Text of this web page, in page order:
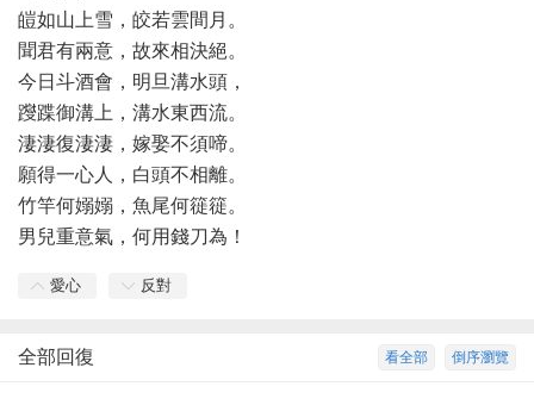
皚如山上雪，皎若雲間月。
聞君有兩意，故來相決絕。
今日斗酒會，明旦溝水頭，
躞蹀御溝上，溝水東西流。
淒淒復淒淒，嫁娶不須啼。
願得一心人，白頭不相離。
竹竿何嫋嫋，魚尾何簁簁。
男兒重意氣，何用錢刀為！
愛心 反對
倒序瀏覽
看全部
全部回復